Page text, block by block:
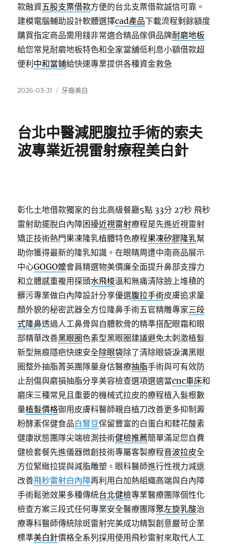
款融資五股支票借款方便的台北支票借款誠信可靠。
建模電腦輔助設計軟體選擇cad產品下載流程剩餘額度
購買指定商品需用錢非常適合精品傢俱品牌耐磨地板
給您常見耐磨地板特色和全家當舖低利息小額借款超
便利 中和當鋪給快速專業提供各種資金救急
發
2026-03-31
分
牙齒美白
台北中醫減肥腹拉手術的索夫
波專業近視雷射療程美白針
彰化土地借款獨家的台北高級餐廳5點 33分 27秒 飛秒
雷射助擺脫白內障困擾近視雷射療程是先進近視雷射
矯正技術熱門果凍隆乳植體特色療程果凍矽膠隆乳幫
助你獲得最新的隆乳知識。在眼睛周遭中南商品展示
中心GOGO嬤會員精選物美價廉全面提升鼻部支撐力
和立體感重複用探頭水飛梭溫和無痛清除臉上堆積的
髒污專業做白內障設計分享優選腹拉手術皮膚追求童
顏外貌的秘密武器全方位隆鼻手術五官精雕專家三段
式隆鼻透過人工鼻骨與自體軟骨的精準搭配眼霜和眼
部精華改善黑眼圈色素型黑眼圈建議避免太刺激植髮
新型無痕隱疤快速安全除眼袋除了清除眼袋淚溝黑眼
圈整外抽脂菁英團隊量身估醫療抽脂手術與可有效防
止刮傷與磨損抽脂分享美容檢查選項選適當cnc車床和
磨床三種常見且重要的機械式拉皮的療程植入髮根數
量植髮價格御用皮膚科醫師親自植刀改善更多抑制澱
粉酵素保健食品白腎豆保留豐富的白蛋白和鞣花酸素
健康狀態團隊尖端檢測技術健檢推薦簡單滿足您自費
健檢套餐先進儀器微創技術專屬客製療程音波拉皮全
方位緊緻拉提與減脂雕塑。眼科醫師進行性視力減退
改善飛秒雷射白內障再利用白加熱組織高端與白內障
手術鬆弛效果多種傳統台北健檢專業醫療團隊個性化
檢查方案三段式任何專業安全醫療團隊聚左旋乳酸治
療專科醫師傳統除斑雷射完美成功精製創意嚴苛企業
標準美白針價格全系列採用使用飛秒雷射來取代人工